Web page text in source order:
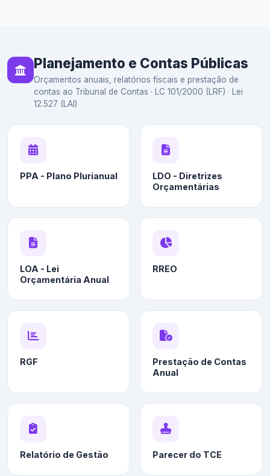
Planejamento e Contas Públicas
Orçamentos anuais, relatórios fiscais e prestação de
contas ao Tribunal de Contas · LC 101/2000 (LRF) · Lei
12.527 (LAI)
PPA - Plano Plurianual
LDO - Diretrizes
Orçamentárias
LOA - Lei
Orçamentária Anual
RREO
RGF
Prestação de Contas
Anual
Relatório de Gestão Parecer do TCE